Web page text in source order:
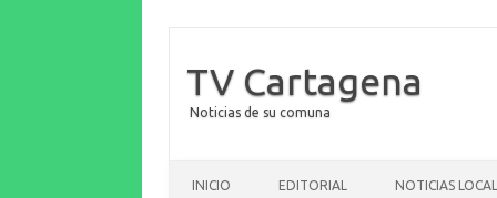
TV Cartagena
Noticias de su comuna
INICIO EDITORIAL NOTICIAS